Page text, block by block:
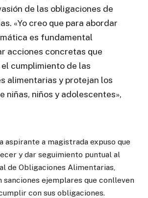
de las obligaciones de
«Yo creo que para abordar
es fundamental
acciones concretas que
cumplimiento de las
alimentarias y protejan los
niñas, niños y adolescentes»,
aspirante a magistrada expuso que
y dar seguimiento puntual al
de Obligaciones Alimentarias,
sanciones ejemplares que conlleven
con sus obligaciones.